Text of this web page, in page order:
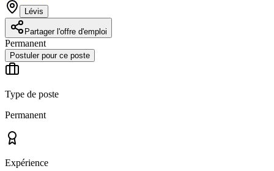
Lévis
Partager l'offre d'emploi
Permanent
Postuler pour ce poste
Type de poste
Permanent
Expérience